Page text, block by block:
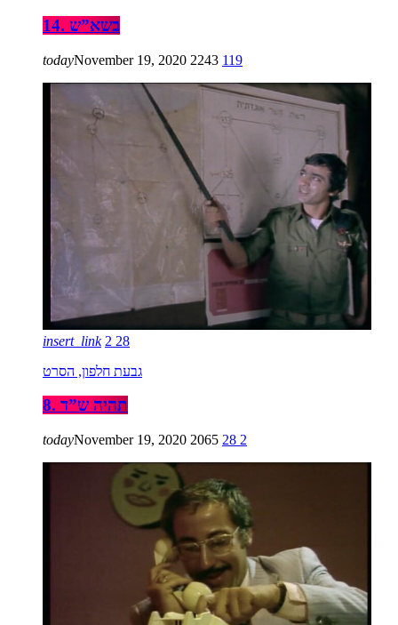
14. בשא”ש
todayNovember 19, 2020 2243 119
insert_link 2 28
גבעת חלפון, הסרט
8. תהיה ש”ד
todayNovember 19, 2020 2065 28 2